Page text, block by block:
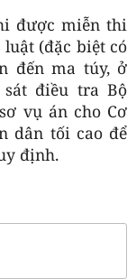
được miễn thi
(đặc biệt có
đến ma túy, ở
điều tra Bộ
vụ án cho Cơ
dân tối cao để
định.